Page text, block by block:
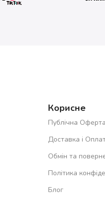
Корисне
Публічна Оферта
Доставка і
Обмін та
Політика
Блог